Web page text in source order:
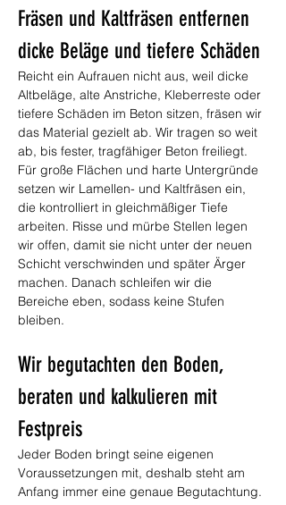
Fräsen und Kaltfräsen entfernen
dicke Beläge und tiefere Schäden
Reicht ein Aufrauen nicht aus, weil dicke
Altbeläge, alte Anstriche, Kleberreste oder
tiefere Schäden im Beton sitzen, fräsen wir
das Material gezielt ab. Wir tragen so weit
ab, bis fester, tragfähiger Beton freiliegt.
Für große Flächen und harte Untergründe
setzen wir Lamellen- und Kaltfräsen ein,
die kontrolliert in gleichmäßiger Tiefe
arbeiten. Risse und mürbe Stellen legen
wir offen, damit sie nicht unter der neuen
Schicht verschwinden und später Ärger
machen. Danach schleifen wir die
Bereiche eben, sodass keine Stufen
bleiben.
Wir begutachten den Boden,
beraten und kalkulieren mit
Festpreis
Jeder Boden bringt seine eigenen
Voraussetzungen mit, deshalb steht am
Anfang immer eine genaue Begutachtung.